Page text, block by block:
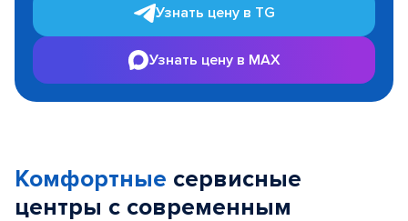
Узнать цену в TG
Узнать цену в MAX
Комфортные сервисные
центры с современным